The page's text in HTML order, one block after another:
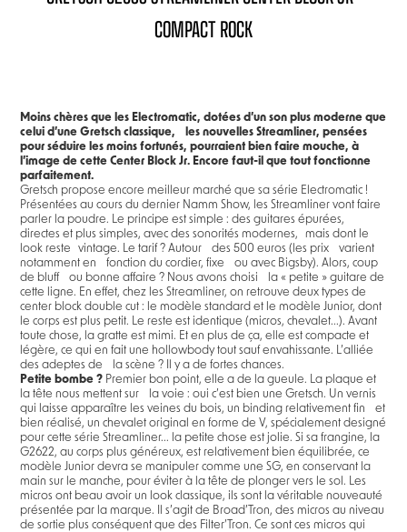
COMPACT ROCK
Moins chères que les Electromatic, dotées d’un son plus moderne que
celui d’une Gretsch classique, les nouvelles Streamliner, pensées
pour séduire les moins fortunés, pourraient bien faire mouche, à
l’image de cette Center Block Jr. Encore faut-il que tout fonctionne
parfaitement.
Gretsch propose encore meilleur marché que sa série Electromatic !
Présentées au cours du dernier Namm Show, les Streamliner vont faire
parler la poudre. Le principe est simple : des guitares épurées,
directes et plus simples, avec des sonorités modernes, mais dont le
look reste vintage. Le tarif ? Autour des 500 euros (les prix varient
notamment en fonction du cordier, fixe ou avec Bigsby). Alors, coup
de bluff ou bonne affaire ? Nous avons choisi la « petite » guitare de
cette ligne. En effet, chez les Streamliner, on retrouve deux types de
center block double cut : le modèle standard et le modèle Junior, dont
le corps est plus petit. Le reste est identique (micros, chevalet...). Avant
toute chose, la gratte est mimi. Et en plus de ça, elle est compacte et
légère, ce qui en fait une hollowbody tout sauf envahissante. L’alliée
des adeptes de la scène ? Il y a de fortes chances.
Petite bombe ? Premier bon point, elle a de la gueule. La plaque et
la tête nous mettent sur la voie : oui c’est bien une Gretsch. Un vernis
qui laisse apparaître les veines du bois, un binding relativement fin et
bien réalisé, un chevalet original en forme de V, spécialement designé
pour cette série Streamliner... la petite chose est jolie. Si sa frangine, la
G2622, au corps plus généreux, est relativement bien équilibrée, ce
modèle Junior devra se manipuler comme une SG, en conservant la
main sur le manche, pour éviter à la tête de plonger vers le sol. Les
micros ont beau avoir un look classique, ils sont la véritable nouveauté
présentée par la marque. Il s’agit de Broad’Tron, des micros au niveau
de sortie plus conséquent que des Filter’Tron. Ce sont ces micros qui